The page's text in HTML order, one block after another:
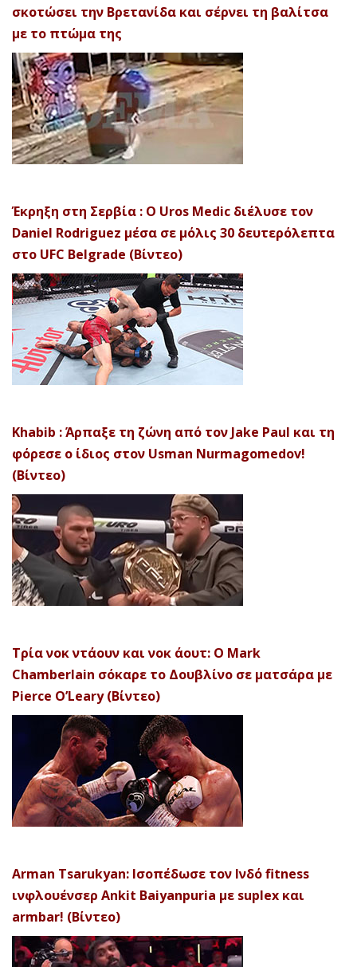
σκοτώσει την Βρετανίδα και σέρνει τη βαλίτσα
με το πτώμα της
Έκρηξη στη Σερβία : Ο Uros Medic διέλυσε τον
Daniel Rodriguez μέσα σε μόλις 30 δευτερόλεπτα
στο UFC Belgrade (Βίντεο)
Khabib : Άρπαξε τη ζώνη από τον Jake Paul και τη
φόρεσε ο ίδιος στον Usman Nurmagomedov!
(Βίντεο)
Τρία νοκ ντάουν και νοκ άουτ: Ο Mark
Chamberlain σόκαρε το Δουβλίνο σε ματσάρα με
Pierce O’Leary (Βίντεο)
Arman Tsarukyan: Ισοπέδωσε τον Ινδό fitness
ινφλουένσερ Ankit Baiyanpuria με suplex και
armbar! (Βίντεο)